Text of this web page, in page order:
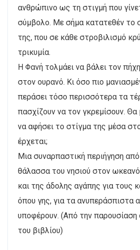
ανθρώπινο ως τη στιγμή που
σύμβολο. Με σήμα κατατεθέν το
της, που σε κάθε στροβιλισμό
τρικυμία.
Η Φανή τολμάει να βάλει τον
στον ουρανό. Κι όσο πιο
περάσει τόσο περισσότερα τα
πασχίζουν να τον γκρεμίσουν. Θα
να αφήσει το στίγμα της μέσα
έρχεται;
Μια συναρπαστική περιήγηση
θάλασσα του νησιού στον
και της άδολης αγάπης για τους
όπου γης, για τα ανυπεράσπιστα
υποφέρουν. (Από την
του βιβλίου)